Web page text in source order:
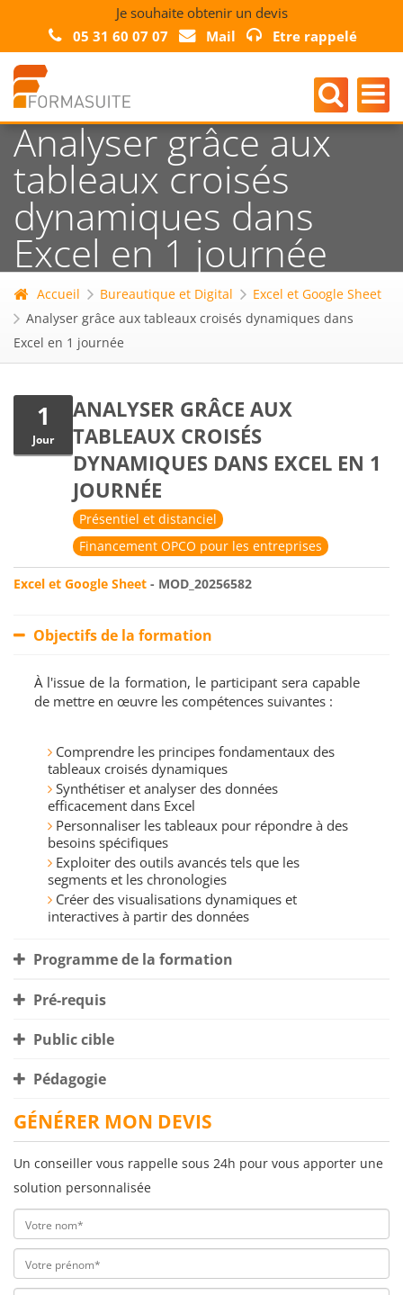
Je souhaite obtenir un devis
05 31 60 07 07
Mail Etre rappelé
Analyser grâce aux
tableaux croisés
dynamiques dans
Excel en 1 journée
Accueil Bureautique et Digital
Excel et Google Sheet
Analyser grâce aux tableaux croisés dynamiques dans
Excel en 1 journée
1
Jour
ANALYSER GRÂCE AUX
TABLEAUX CROISÉS
DYNAMIQUES DANS EXCEL EN 1
JOURNÉE
Présentiel et distanciel
Financement OPCO pour les entreprises
Excel et Google Sheet - MOD_20256582
Objectifs de la formation
À l'issue de la formation, le participant sera capable
de mettre en œuvre les compétences suivantes :
Comprendre les principes fondamentaux des
tableaux croisés dynamiques
Synthétiser et analyser des données
efficacement dans Excel
Personnaliser les tableaux pour répondre à des
besoins spécifiques
Exploiter des outils avancés tels que les
segments et les chronologies
Créer des visualisations dynamiques et
interactives à partir des données
Programme de la formation
Pré-requis
Public cible
Pédagogie
GÉNÉRER MON DEVIS
Un conseiller vous rappelle sous 24h pour vous apporter une
solution personnalisée